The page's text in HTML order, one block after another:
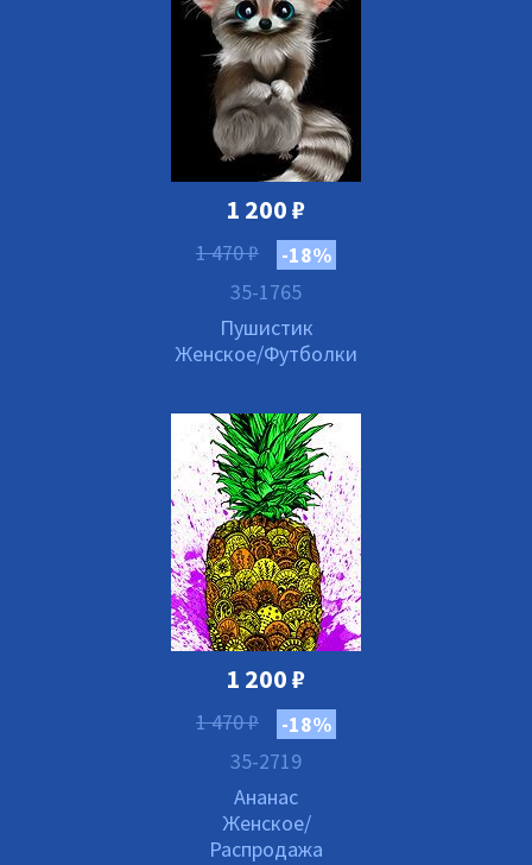
1 200₽
1 470₽
-18%
35-1765
Пушистик
Женское/Футболки
1 200₽
1 470₽
-18%
35-2719
Ананас
Женское/
Распродажа